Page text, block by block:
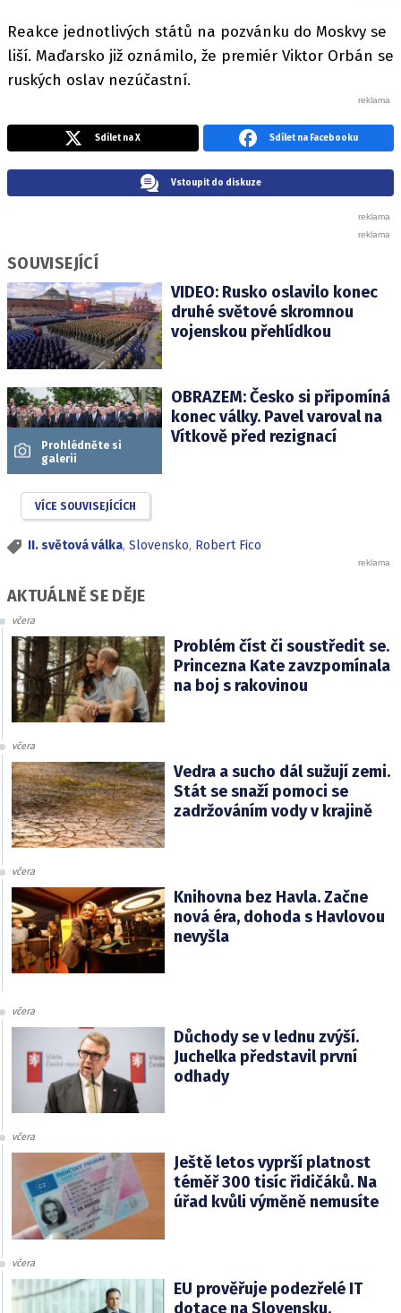
Reakce jednotlivých států na pozvánku do Moskvy se
liší. Maďarsko již oznámilo, že premiér Viktor Orbán se
ruských oslav nezúčastní.
Sdílet na X Sdílet na Facebooku
Vstoupit do diskuze
SOUVISEJÍCÍ
VIDEO: Rusko oslavilo konec
druhé světové skromnou
vojenskou přehlídkou
Prohlédněte si
galerii
OBRAZEM: Česko si připomíná
konec války. Pavel varoval na
Vítkově před rezignací
VÍCE SOUVISEJÍCÍCH
II. světová válka, Slovensko, Robert Fico
AKTUÁLNĚ SE DĚJE
včera
Problém číst či soustředit se.
Princezna Kate zavzpomínala
na boj s rakovinou
včera
Vedra a sucho dál sužují zemi.
Stát se snaží pomoci se
zadržováním vody v krajině
včera
Knihovna bez Havla. Začne
nová éra, dohoda s Havlovou
nevyšla
včera
Důchody se v lednu zvýší.
Juchelka představil první
odhady
včera
Ještě letos vyprší platnost
téměř 300 tisíc řidičáků. Na
úřad kvůli výměně nemusíte
včera
EU prověřuje podezřelé IT
dotace na Slovensku.